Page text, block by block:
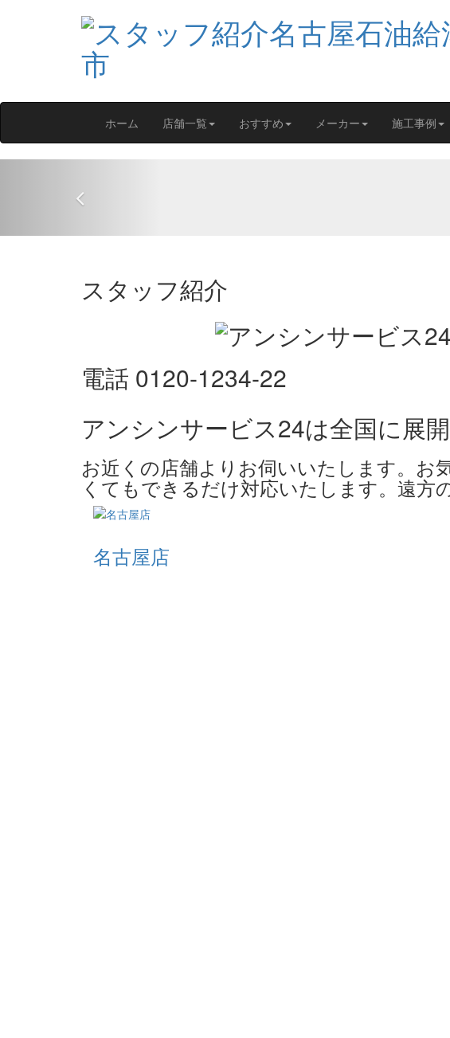
ホーム 店舗一覧 おすすめ メーカー 施工事例
スタッフ紹介
電話 0120-1234-22
アンシンサービス24は全国に展開
お近くの店舗よりお伺いいたします。お
くてもできるだけ対応いたします。遠方
名古屋店